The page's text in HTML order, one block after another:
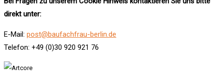
direkt unter:
E-Mail: post@baufachfrau-berlin.de
Telefon: +49 (0)30 920 921 76